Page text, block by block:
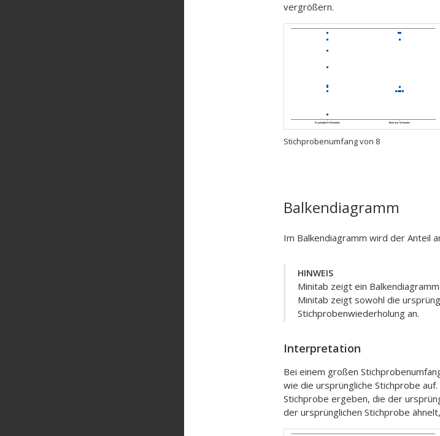
vergrößern.
Stichprobenumfang von 8
Balkendiagramm
Im Balkendiagramm wird der Anteil
HINWEIS
Minitab zeigt ein
Minitab zeigt sowohl die
Stichprobenwiederholung an.
Interpretation
Bei einem großen
wie die ursprüngliche Stichprobe
Stichprobe ergeben, die der
der ursprünglichen Stichprobe